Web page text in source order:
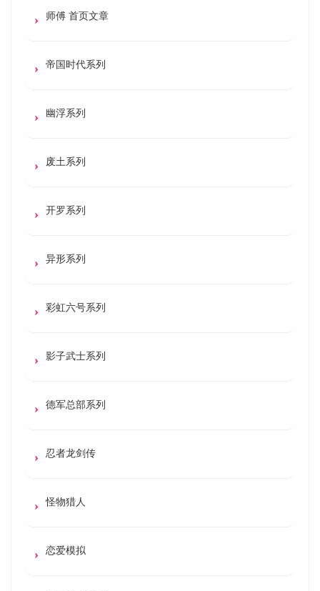
师傅 首页文章
帝国时代系列
幽浮系列
废土系列
开罗系列
异形系列
彩虹六号系列
影子武士系列
德军总部系列
忍者龙剑传
怪物猎人
恋爱模拟